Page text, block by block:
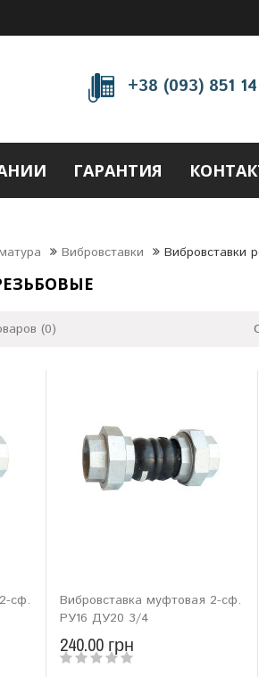
+38 (093) 851
ГАРАНТИЯ
Вибровставки Вибровставки
(0)
сф.
Вибровставка муфтовая 2-сф.
РУ16 ДУ20 3/4
240.00 грн